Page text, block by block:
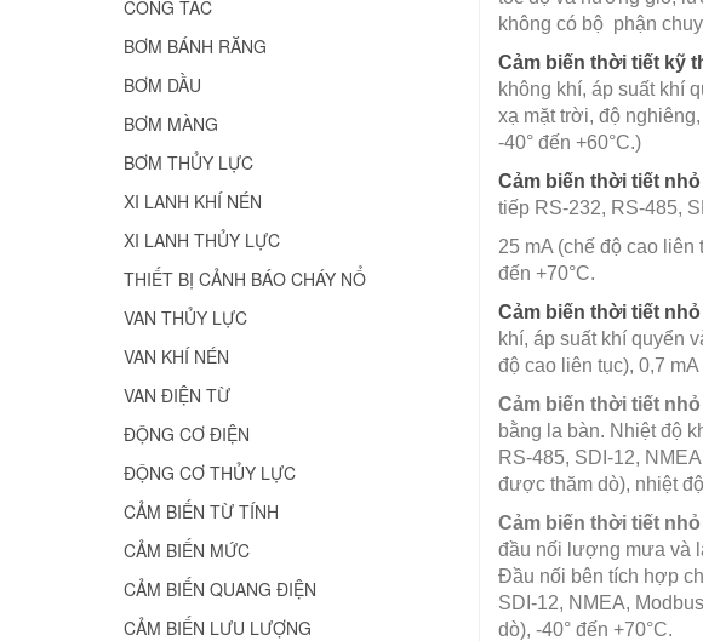
không có bộ phận
Cảm biến thời tiết kỹ
không khí, áp suất khí
xạ mặt trời, độ
-40° đến +60°C.)
Cảm biến thời tiết
tiếp RS-232, RS-485,
25 mA (chế độ cao
đến +70°C.
Cảm biến thời tiết
khí, áp suất khí quyển
độ cao liên tục), 0,7
Cảm biến thời tiết
bằng la bàn. Nhiệt độ
RS-485, SDI-12,
được thăm dò), nhiệt
Cảm biến thời tiết
đầu nối lượng mưa và
Đầu nối bên tích hợp
SDI-12, NMEA,
dò), -40° đến +70°C.
CÔNG TẮC
BƠM BÁNH RĂNG
BƠM DẦU
BƠM MÀNG
BƠM THỦY LỰC
XI LANH KHÍ NÉN
XI LANH THỦY LỰC
THIẾT BỊ CẢNH BÁO CHÁY NỔ
VAN THỦY LỰC
VAN KHÍ NÉN
VAN ĐIỆN TỪ
ĐỘNG CƠ ĐIỆN
ĐỘNG CƠ THỦY LỰC
CẢM BIẾN TỪ TÍNH
CẢM BIẾN MỨC
CẢM BIẾN QUANG ĐIỆN
CẢM BIẾN LƯU LƯỢNG